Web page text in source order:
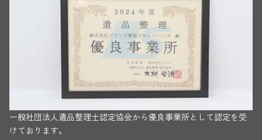
一般社団法人遺品整理士認定協会から優良事業所として認定を受
けております。